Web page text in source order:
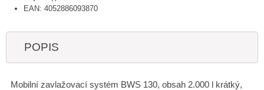
EAN: 4052886093870
POPIS
Mobilní zavlažovací systém BWS 130, obsah 2.000 l krátký,